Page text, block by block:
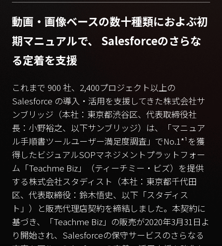
動画・画像ベースの数十種類におよぶ初
期マニュアルで、
Salesforceのさらな
る定着を支援
これまで 900 社、2,400プロジェクト以上の
Salesforce の導入・活用を支援してきた株式会社サ
ンブリッジ（本社：東京都渋谷区、代表取締役社
長：小野裕之、以下サンブリッジ）は、「マニュア
ル手順書ツールユーザー満足度調査」でNo.1*¹を獲
得したビジュアルSOPマネジメントプラットフォー
ム「Teachme Biz」（ティーチミー・ビズ）を提供
する株式会社スタディスト（本社：東京都千代田
区、代表取締役：鈴木悟史、以下「スタディス
ト」）と販売代理店契約を締結しました。本契約に
基づき、「Teachme Biz」の販売が2020年3月31日よ
り開始され、Salesforceの保守サービスのさらなる